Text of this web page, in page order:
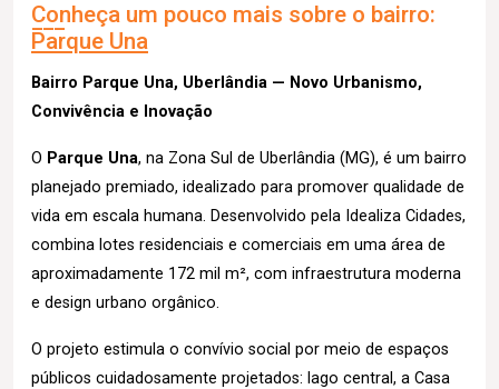
Conheça um pouco mais sobre o bairro:
Parque Una
Bairro Parque Una, Uberlândia — Novo Urbanismo,
Convivência e Inovação
O Parque Una, na Zona Sul de Uberlândia (MG), é um bairro
planejado premiado, idealizado para promover qualidade de
vida em escala humana. Desenvolvido pela Idealiza Cidades,
combina lotes residenciais e comerciais em uma área de
aproximadamente 172 mil m², com infraestrutura moderna
e design urbano orgânico.
O projeto estimula o convívio social por meio de espaços
públicos cuidadosamente projetados: lago central, a Casa